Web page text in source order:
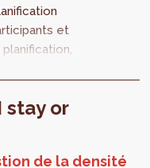
et
stay or
de la densité